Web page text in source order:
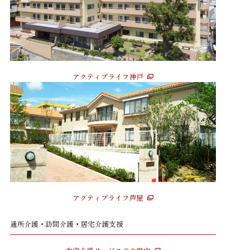
アクティブライフ神戸
アクティブライフ芦屋
通所介護・訪問介護・居宅介護支援